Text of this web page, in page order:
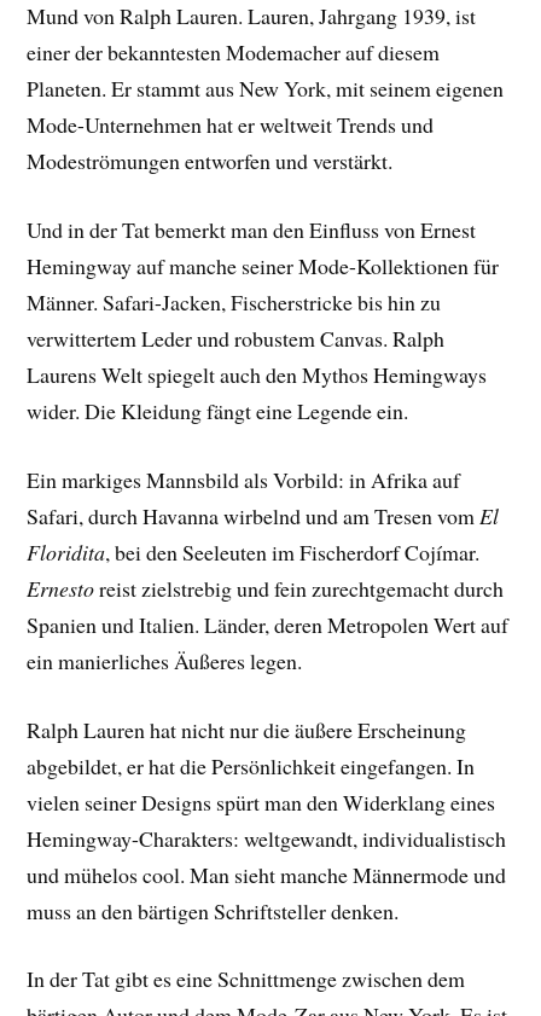
Mund von Ralph Lauren. Lauren, Jahrgang 1939, ist
einer der bekanntesten Modemacher auf diesem
Planeten. Er stammt aus New York, mit seinem eigenen
Mode-Unternehmen hat er weltweit Trends und
Modeströmungen entworfen und verstärkt.
Und in der Tat bemerkt man den Einfluss von Ernest
Hemingway auf manche seiner Mode-Kollektionen für
Männer. Safari-Jacken, Fischerstricke bis hin zu
verwittertem Leder und robustem Canvas. Ralph
Laurens Welt spiegelt auch den Mythos Hemingways
wider. Die Kleidung fängt eine Legende ein.
Ein markiges Mannsbild als Vorbild: in Afrika auf
Safari, durch Havanna wirbelnd und am Tresen vomEl
Floridita, bei den Seeleuten im Fischerdorf Cojímar.
Ernestoreist zielstrebig und fein zurechtgemacht durch
Spanien und Italien. Länder, deren Metropolen Wert auf
ein manierliches Äußeres legen.
Ralph Lauren hat nicht nur die äußere Erscheinung
abgebildet, er hat die Persönlichkeit eingefangen. In
vielen seiner Designs spürt man den Widerklang eines
Hemingway-Charakters: weltgewandt, individualistisch
und mühelos cool. Man sieht manche Männermode und
muss an den bärtigen Schriftsteller denken.
In der Tat gibt es eine Schnittmenge zwischen dem